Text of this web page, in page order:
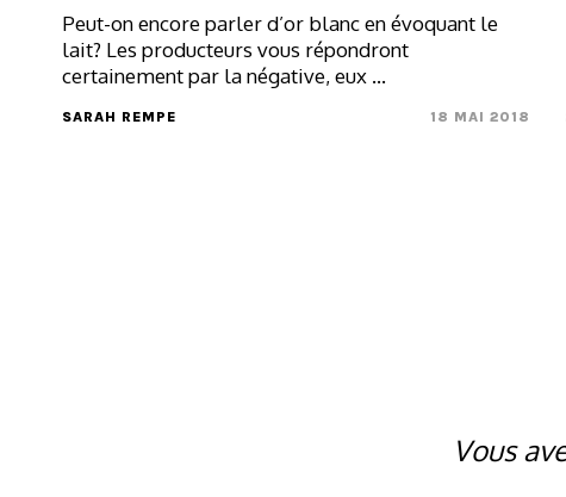
Peut-on encore parler d’or blanc en évoquant le
lait? Les producteurs vous répondront
certainement par la négative, eux ...
SARAH REMPE 18 MAI 2018
Vous